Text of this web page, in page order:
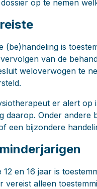
op te nemen
(be)handeling is
van de
weloverwogen te
er alert
daarop. Onder
een bijzondere
12 en 16 jaar is
vereist alleen